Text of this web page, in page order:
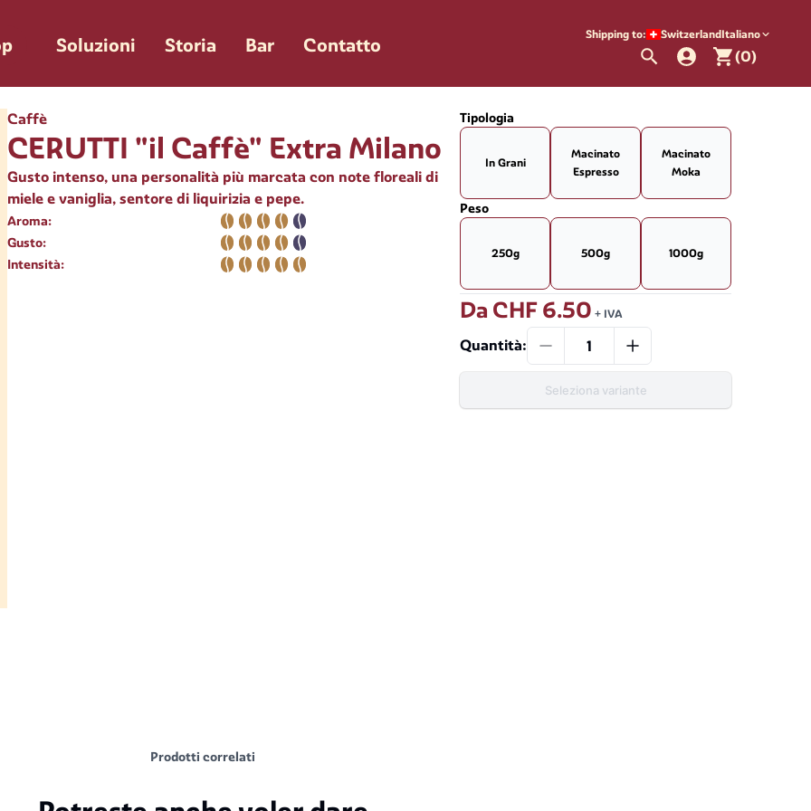
Soluzioni Storia Bar Contatto
Shipping to: SwitzerlandItaliano
(0)
Caffè
CERUTTI "il Caffè" Extra Milano
Gusto intenso, una personalità più marcata con note floreali di
miele e vaniglia, sentore di liquirizia e pepe.
Aroma:
Gusto:
Intensità:
Tipologia
In Grani
Macinato
Espresso
Macinato
Moka
Peso
250g 500g 1000g
Da CHF 6.50 + IVA
Quantità:
Seleziona variante
Prodotti correlati